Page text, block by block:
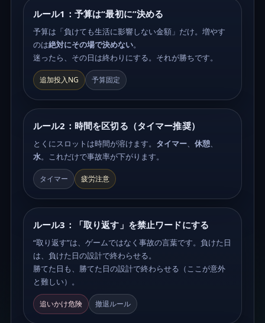
ルール1：予算は“最初に”決める
予算は「負けても生活に影響しない金額」だけ。増やす
のは絶対にその場で決めない。
迷ったら、その日は終わりにする。それが勝ちです。
追加投入NG 予算固定
ルール2：時間を区切る（タイマー推奨）
とくにスロットは時間が溶けます。 タイマー、 休憩、
水。これだけで事故率が下がります。
タイマー 疲労注意
ルール3：「取り返す」を禁止ワードにする
“取り返す”は、ゲームではなく事故の言葉です。負けた日
は、負けた日の設計で終わらせる。
勝てた日も、勝てた日の設計で終わらせる（ここが意外
と難しい）。
追いかけ危険 撤退ルール